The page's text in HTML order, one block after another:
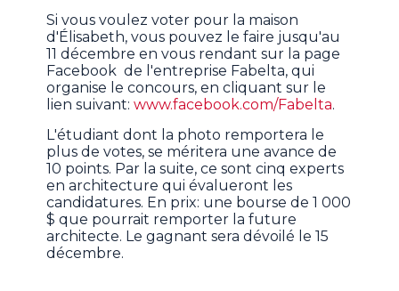
Si vous voulez voter pour la maison
d'Élisabeth, vous pouvez le faire jusqu'au
11 décembre en vous rendant sur la page
Facebook de l'entreprise Fabelta, qui
organise le concours, en cliquant sur le
lien suivant:www.facebook.com/Fabelta.
L'étudiant dont la photo remportera le
plus de votes, se méritera une avance de
10 points. Par la suite, ce sont cinq experts
en architecture qui évalueront les
candidatures. En prix: une bourse de 1 000
$ que pourrait remporter la future
architecte. Le gagnant sera dévoilé le 15
décembre.